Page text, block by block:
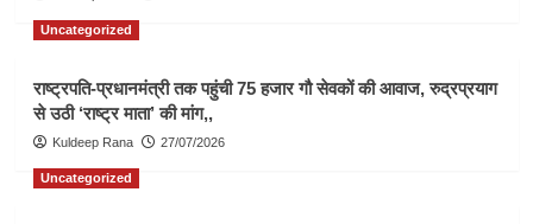
Uncategorized
राष्ट्रपति-प्रधानमंत्री तक पहुंची 75 हजार गौ सेवकों की आवाज, रुद्रप्रयाग
से उठी ‘राष्ट्र माता’ की मांग,,
Kuldeep Rana 27/07/2026
Uncategorized